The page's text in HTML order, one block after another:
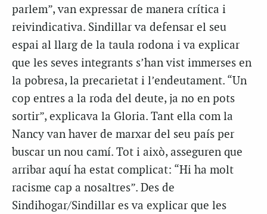
parlem”, van expressar de manera crítica i
reivindicativa. Sindillar va defensar el seu
espai al llarg de la taula rodona i va explicar
que les seves integrants s’han vist immerses en
la pobresa, la precarietat i l’endeutament. “Un
cop entres a la roda del deute, ja no en pots
sortir”, explicava la Gloria. Tant ella com la
Nancy van haver de marxar del seu país per
buscar un nou camí. Tot i això, asseguren que
arribar aquí ha estat complicat: “Hi ha molt
racisme cap a nosaltres”. Des de
Sindihogar/Sindillar es va explicar que les